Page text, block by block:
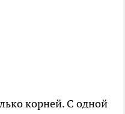
корней. С одной